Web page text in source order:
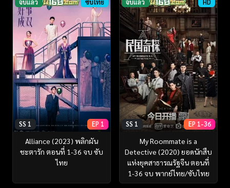
จบแล้ว ซับไทย
SS 1 EP 1
Alliance (2023) พลิกผัน
ชะตารัก ตอนที่ 1-36 จบ ซับ
ไทย
จบแล้ว HD
SS 1 EP 1-36
My Roommate is a
Detective (2020) ยอดนักสืบ
แห่งยุคสาธารณรัฐจีน ตอนที่
1-36 จบ พากย์ไทย/ซับไทย